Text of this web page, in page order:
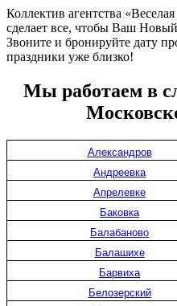
Коллектив агентства
сделает все, чтобы Ваш
Звоните и бронируйте дату
праздники уже близко!
Мы работаем в
Александров
Андреевка
Апрелевке
Баковка
Балабаново
Балашихе
Барвиха
Белозерский